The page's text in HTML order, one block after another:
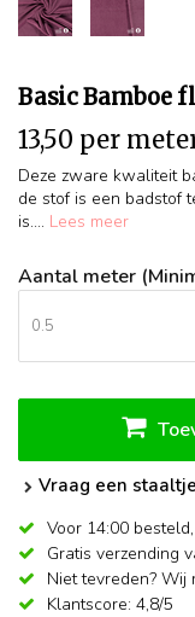
Basic Bamboe
13,50 per
Deze zware kwaliteit
de stof is een badstof
is.... Lees meer
Aantal meter
Vraag een
Voor 14:00 besteld,
Gratis verzending
Niet tevreden? Wij
Klantscore: 4,8/5